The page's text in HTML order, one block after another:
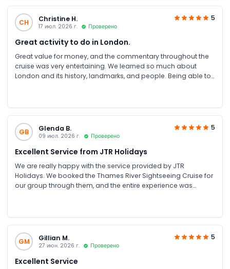
seamless booking process. Everything was arranged
perfectly, making the experience completely hassle-free.
CH
Christine H.
17 июл. 2026 г. Проверено
5
Great activity to do in London.
Great value for money, and the commentary throughout the
cruise was very entertaining. We learned so much about
London and its history, landmarks, and people. Being able to
all the arrangements were seamless, making our experience
completely stress-free. Highly recommend this experience
and would definitely book with JTR Holidays again!
GB Glenda B.
09 июл. 2026 г. Проверено
5
Excellent Service from JTR Holidays
We are really happy with the service provided by JTR
Holidays. We booked the Thames River Sightseeing Cruise for
our group through them, and the entire experience was
minutes of confirming our reservation, we received our tickets
via both email and WhatsApp. Everything was well organized,
and the cruise itself was fantastic. We highly recommend JTR
a hassle-free booking experience.
GM Gillian M.
27 июн. 2026 г. Проверено
5
Excellent Service